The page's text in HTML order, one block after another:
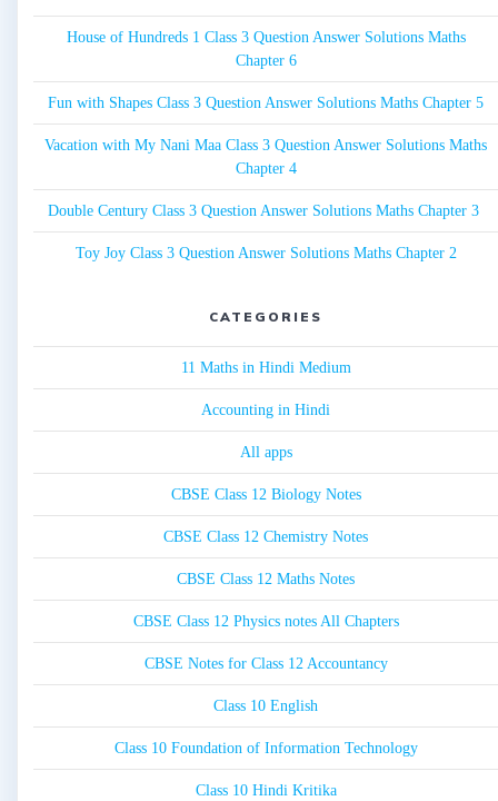
House of Hundreds 1 Class 3 Question Answer Solutions Maths
Chapter 6
Fun with Shapes Class 3 Question Answer Solutions Maths Chapter 5
Vacation with My Nani Maa Class 3 Question Answer Solutions Maths
Chapter 4
Double Century Class 3 Question Answer Solutions Maths Chapter 3
Toy Joy Class 3 Question Answer Solutions Maths Chapter 2
CATEGORIES
11 Maths in Hindi Medium
Accounting in Hindi
All apps
CBSE Class 12 Biology Notes
CBSE Class 12 Chemistry Notes
CBSE Class 12 Maths Notes
CBSE Class 12 Physics notes All Chapters
CBSE Notes for Class 12 Accountancy
Class 10 English
Class 10 Foundation of Information Technology
Class 10 Hindi Kritika